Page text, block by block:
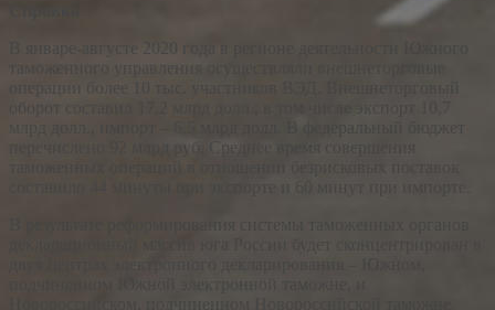
таможенного управления осуществляли внешнеторговые
перечислено 92 млрд руб. Среднее время совершения